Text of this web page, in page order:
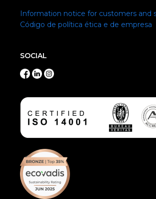
Information notice for customers and
Código de política ética e de empresa
SOCIAL